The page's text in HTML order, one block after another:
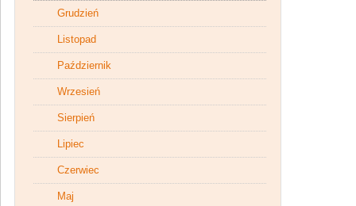
Grudzień
Listopad
Październik
Wrzesień
Sierpień
Lipiec
Czerwiec
Maj